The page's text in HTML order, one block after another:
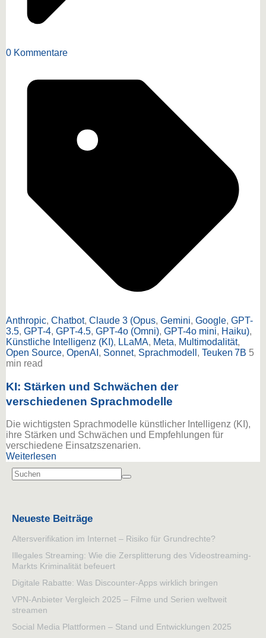
0 Kommentare
Anthropic, Chatbot, Claude 3 (Opus, Gemini, Google, GPT-
3.5, GPT-4, GPT-4.5, GPT-4o (Omni), GPT-4o mini, Haiku),
Künstliche Intelligenz (KI), LLaMA, Meta, Multimodalität,
Open Source, OpenAI , Sonnet, Sprachmodell , Teuken 7B 5
min read
KI: Stärken und Schwächen der
verschiedenen Sprachmodelle
Die wichtigsten Sprachmodelle künstlicher Intelligenz (KI),
ihre Stärken und Schwächen und Empfehlungen für
verschiedene Einsatzszenarien.
Weiterlesen
Neueste Beiträge
Altersverifikation im Internet – Risiko für Grundrechte?
Illegales Streaming: Wie die Zersplitterung des Videostreaming-
Markts Kriminalität befeuert
Digitale Rabatte: Was Discounter-Apps wirklich bringen
VPN-Anbieter Vergleich 2025 – Filme und Serien weltweit
streamen
Social Media Plattformen – Stand und Entwicklungen 2025